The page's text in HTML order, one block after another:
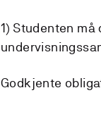
1) Studenten
Godkjente